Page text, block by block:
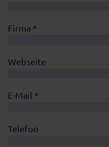
Firma *
Webseite
E-Mail *
Telefon